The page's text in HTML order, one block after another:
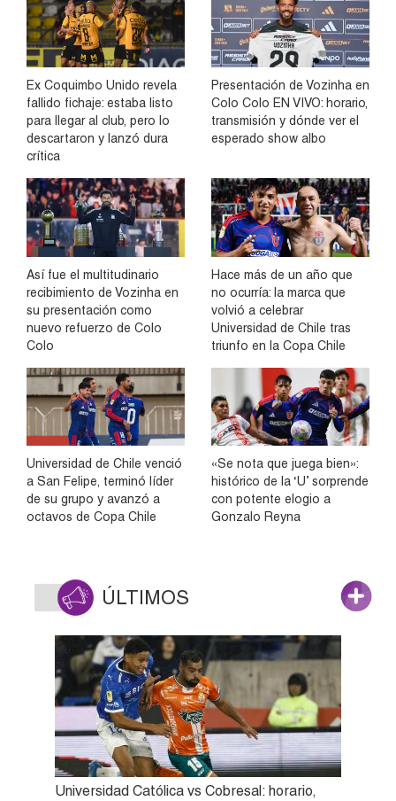
Ex Coquimbo Unido revela
fallido fichaje: estaba listo
para llegar al club, pero lo
descartaron y lanzó dura
crítica
Presentación de Vozinha en
Colo Colo EN VIVO: horario,
transmisión y dónde ver el
esperado show albo
Así fue el multitudinario
recibimiento de Vozinha en
su presentación como
nuevo refuerzo de Colo
Colo
Hace más de un año que
no ocurría: la marca que
volvió a celebrar
Universidad de Chile tras
triunfo en la Copa Chile
Universidad de Chile venció
a San Felipe, terminó líder
de su grupo y avanzó a
octavos de Copa Chile
«Se nota que juega bien»:
histórico de la ‘U’ sorprende
con potente elogio a
Gonzalo Reyna
ÚLTIMOS
Universidad Católica vs Cobresal: horario,